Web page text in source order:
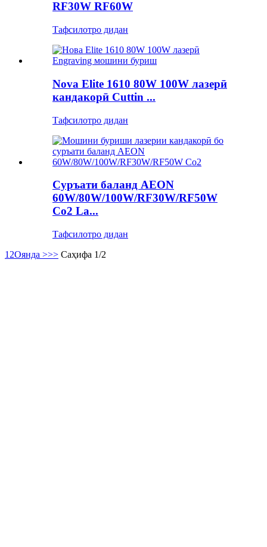
RF30W RF60W
Тафсилотро дидан
Nova Elite 1610 80W 100W лазерӣ
кандакорӣ Cuttin ...
Тафсилотро дидан
Суръати баланд AEON
60W/80W/100W/RF30W/RF50W
Co2 La...
Тафсилотро дидан
1 2Оянда >>> Саҳифа 1/2